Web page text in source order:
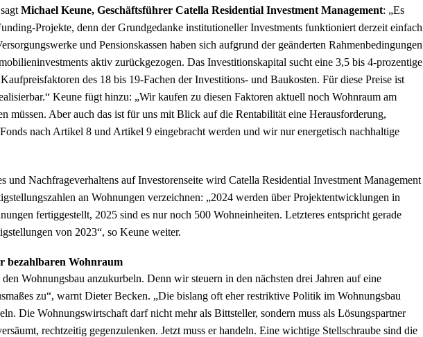
Michael Keune, Geschäftsführer Catella Residential Investment Management: „Es
Projekte, denn der Grundgedanke institutioneller Investments funktioniert derzeit einfach
und Pensionskassen haben sich aufgrund der geänderten Rahmenbedingungen
aktiv zurückgezogen. Das Investitionskapital sucht eine 3,5 bis 4-prozentige
des 18 bis 19-Fachen der Investitions- und Baukosten. Für diese Preise ist
Keune fügt hinzu: „Wir kaufen zu diesen Faktoren aktuell noch Wohnraum am
müssen. Aber auch das ist für uns mit Blick auf die Rentabilität eine Herausforderung,
nach Artikel 8 und Artikel 9 eingebracht werden und wir nur energetisch nachhaltige
und Nachfrageverhaltens auf Investorenseite wird Catella Residential Investment Management
an Wohnungen verzeichnen: „2024 werden über Projektentwicklungen in
fertiggestellt, 2025 sind es nur noch 500 Wohneinheiten. Letzteres entspricht gerade
von 2023“, so Keune weiter.
bezahlbaren Wohnraum
Wohnungsbau anzukurbeln. Denn wir steuern in den nächsten drei Jahren auf eine
zu“, warnt Dieter Becken. „Die bislang oft eher restriktive Politik im Wohnungsbau
Die Wohnungswirtschaft darf nicht mehr als Bittsteller, sondern muss als Lösungspartner
rechtzeitig gegenzulenken. Jetzt muss er handeln. Eine wichtige Stellschraube sind die